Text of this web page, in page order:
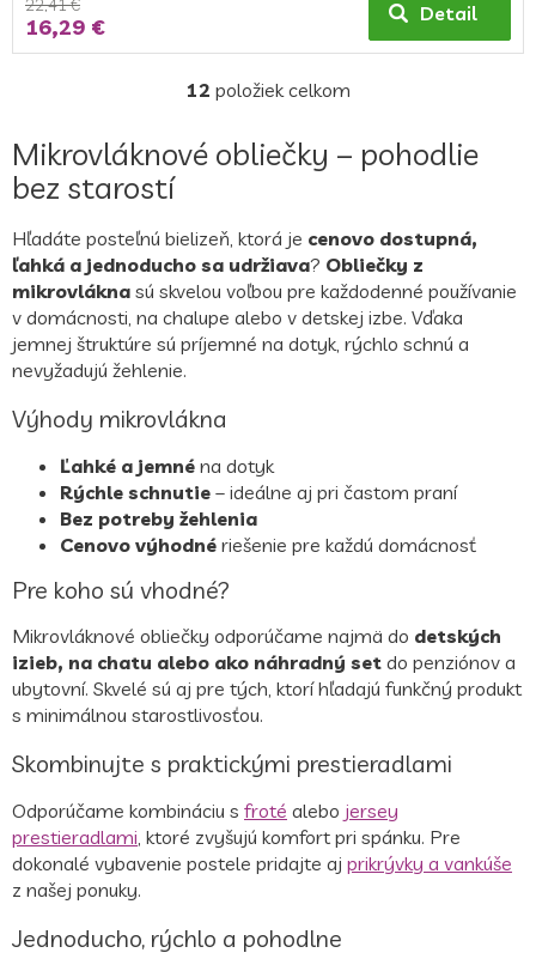
22,41 €
16,29 € Detail
O
l
á
c
i
e
p
r
v
p
i
s
12 položiek celkom
Mikrovláknové obliečky – pohodlie
bez starostí
Hľadáte posteľnú bielizeň, ktorá je cenovo dostupná,
ľahká a jednoducho sa udržiava? Obliečky z
mikrovlákna sú skvelou voľbou pre každodenné používanie
v domácnosti, na chalupe alebo v detskej izbe. Vďaka
jemnej štruktúre sú príjemné na dotyk, rýchlo schnú a
nevyžadujú žehlenie.
Výhody mikrovlákna
Ľahké a jemné na dotyk
Rýchle schnutie – ideálne aj pri častom praní
Bez potreby žehlenia
Cenovo výhodné riešenie pre každú domácnosť
Pre koho sú vhodné?
Mikrovláknové obliečky odporúčame najmä do detských
izieb, na chatu alebo ako náhradný set do penziónov a
ubytovní. Skvelé sú aj pre tých, ktorí hľadajú funkčný produkt
s minimálnou starostlivosťou.
Skombinujte s praktickými prestieradlami
Odporúčame kombináciu s froté alebo jersey
prestieradlami , ktoré zvyšujú komfort pri spánku. Pre
dokonalé vybavenie postele pridajte aj prikrývky a vankúše
z našej ponuky.
Jednoducho, rýchlo a pohodlne